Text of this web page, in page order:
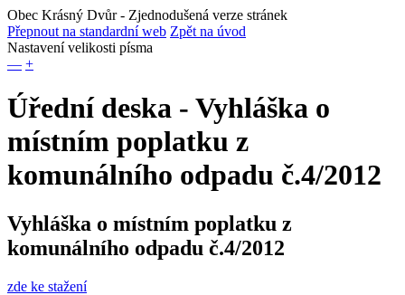
Obec Krásný Dvůr- Zjednodušená verze stránek
Přepnout na standardní web Zpět na úvod
Nastavení velikosti písma
— +
Úřední deska - Vyhláška o
místním poplatku z
komunálního odpadu č.4/2012
Vyhláška o místním poplatku z
komunálního odpadu č.4/2012
zde ke stažení